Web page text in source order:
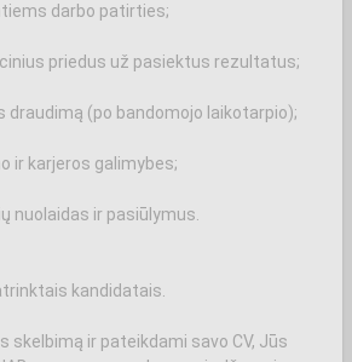
darbo patirties;
priedus už pasiektus rezultatus;
draudimą (po bandomojo laikotarpio);
ir karjeros galimybes;
nuolaidas ir pasiūlymus.
kandidatais.
skelbimą ir pateikdami savo CV, Jūs